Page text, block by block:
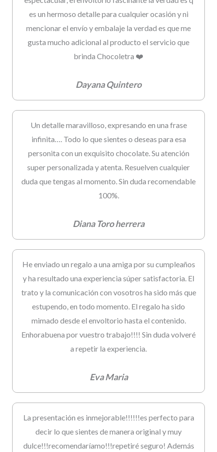
es un hermoso detalle para cualquier ocasión y ni
mencionar el envío y embalaje la verdad es que me
gusta mucho adicional al producto el servicio que
brinda Chocoletra ❤️
Dayana Quintero
Un detalle maravilloso, expresando en una frase
infinita…. Todo lo que sientes o deseas para esa
personita con un exquisito chocolate. Su atención
super personalizada y atenta. Resuelven cualquier
duda que tengas al momento. Sin duda recomendable
100%.
Diana Toro herrera
He enviado un regalo a una amiga por su cumpleaños
y ha resultado una experiencia súper satisfactoria. El
trato y la comunicación con vosotros ha sido más que
estupendo, en todo momento. El regalo ha sido
mimado desde el envoltorio hasta el contenido.
Enhorabuena por vuestro trabajo!!!! Sin duda volveré
a repetir la experiencia.
Eva Maria
La presentación es inmejorable!!!!!!es perfecto para
decir lo que sientes de manera original y muy
dulce!!!recomendaríamo!!!repetiré seguro! Además